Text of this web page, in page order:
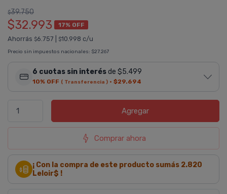
$39.750
$32.993 17% OFF
Ahorrás $6.757 $10.998 c/u
Precio sin impuestos nacionales: $27.267
6 cuotas sin interésde $5.499
10% OFF ( Transferencia ) · $29.694
Agregar
Comprar ahora
¡ Con la compra de este producto sumás 2.820
Leloir$ !